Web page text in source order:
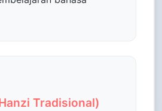
Tradisional)